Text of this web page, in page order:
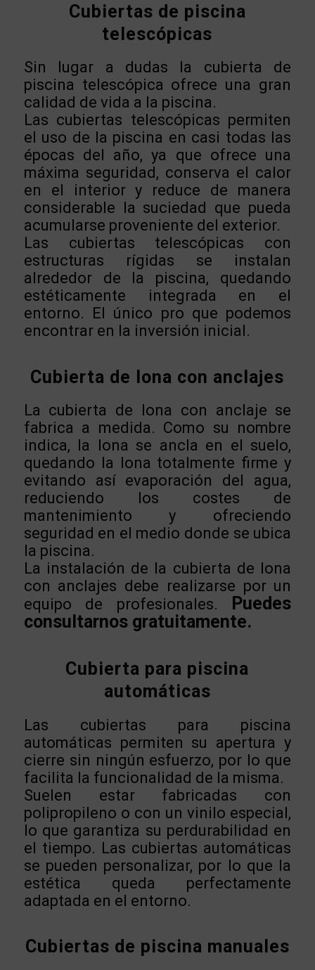
Cubiertas de piscina
telescópicas
Sin lugar a dudas la cubierta de
piscina telescópica ofrece una gran
calidad de vida a la piscina.
Las cubiertas telescópicas permiten
el uso de la piscina en casi todas las
épocas del año, ya que ofrece una
máxima seguridad, conserva el calor
en el interior y reduce de manera
considerable la suciedad que pueda
acumularse proveniente del exterior.
Las cubiertas telescópicas con
estructuras rígidas se instalan
alrededor de la piscina, quedando
estéticamente integrada en el
entorno. El único pro que podemos
encontrar en la inversión inicial.
Cubierta de lona con anclajes
La cubierta de lona con anclaje se
fabrica a medida. Como su nombre
indica, la lona se ancla en el suelo,
quedando la lona totalmente firme y
evitando así evaporación del agua,
reduciendo los costes de
mantenimiento y ofreciendo
seguridad en el medio donde se ubica
la piscina.
La instalación de la cubierta de lona
con anclajes debe realizarse por un
equipo de profesionales.
Puedes
consultarnos gratuitamente.
Cubierta para piscina
automáticas
Las cubiertas para piscina
automáticas permiten su apertura y
cierre sin ningún esfuerzo, por lo que
facilita la funcionalidad de la misma.
Suelen estar fabricadas con
polipropileno o con un vinilo especial,
lo que garantiza su perdurabilidad en
el tiempo. Las cubiertas automáticas
se pueden personalizar, por lo que la
estética queda perfectamente
adaptada en el entorno.
Cubiertas de piscina manuales